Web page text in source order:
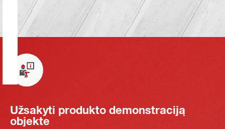
Užsakyti produkto demonstraciją
objekte